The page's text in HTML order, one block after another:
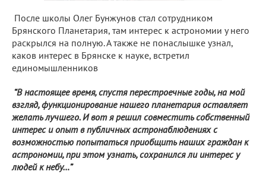
После школы Олег Бунжунов стал сотрудником
Брянского Планетария, там интерес к астрономии у него
раскрылся на полную. А также не понаслышке узнал,
каков интерес в Брянске к науке, встретил
единомышленников
“В настоящее время, спустя перестроечные годы, на мой
взгляд, функционирование нашего планетария оставляет
желать лучшего. И вот я решил совместить собственный
интерес и опыт в публичных астронаблюдениях с
возможностью попытаться приобщить наших граждан к
астрономии, при этом узнать, сохранился ли интерес у
людей к небу…”